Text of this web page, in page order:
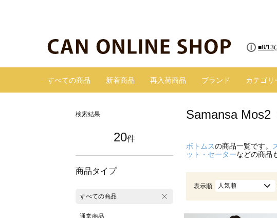
■8/13(
すべての商品 新着商品 再入荷商品 ブランド カテゴリ
検索結果
20件
商品タイプ
すべての商品
通常商品
Samansa Mos2
ボトムスの商品一覧です。
ット・セーターなどの商品
表示順 人気順